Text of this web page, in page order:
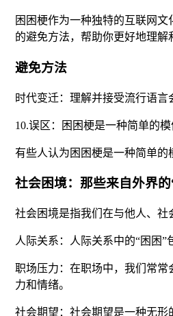
困困梗作为一种独特的互联网
的避免方法，帮助你更好地理解
避免方法
时代变迁：理解并接受流行语
10.误区：困困梗是一种简单的
有些人认为困困梗是一种简单的
社会困境：那些来自外界的
社会困境是指我们在与他人、社
人际关系：人际关系中的“困困
职场压力：在职场中，我们常
力和情绪。
社会期望：社会期望是一种无形